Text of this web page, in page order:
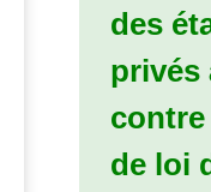
des
privés
de loi